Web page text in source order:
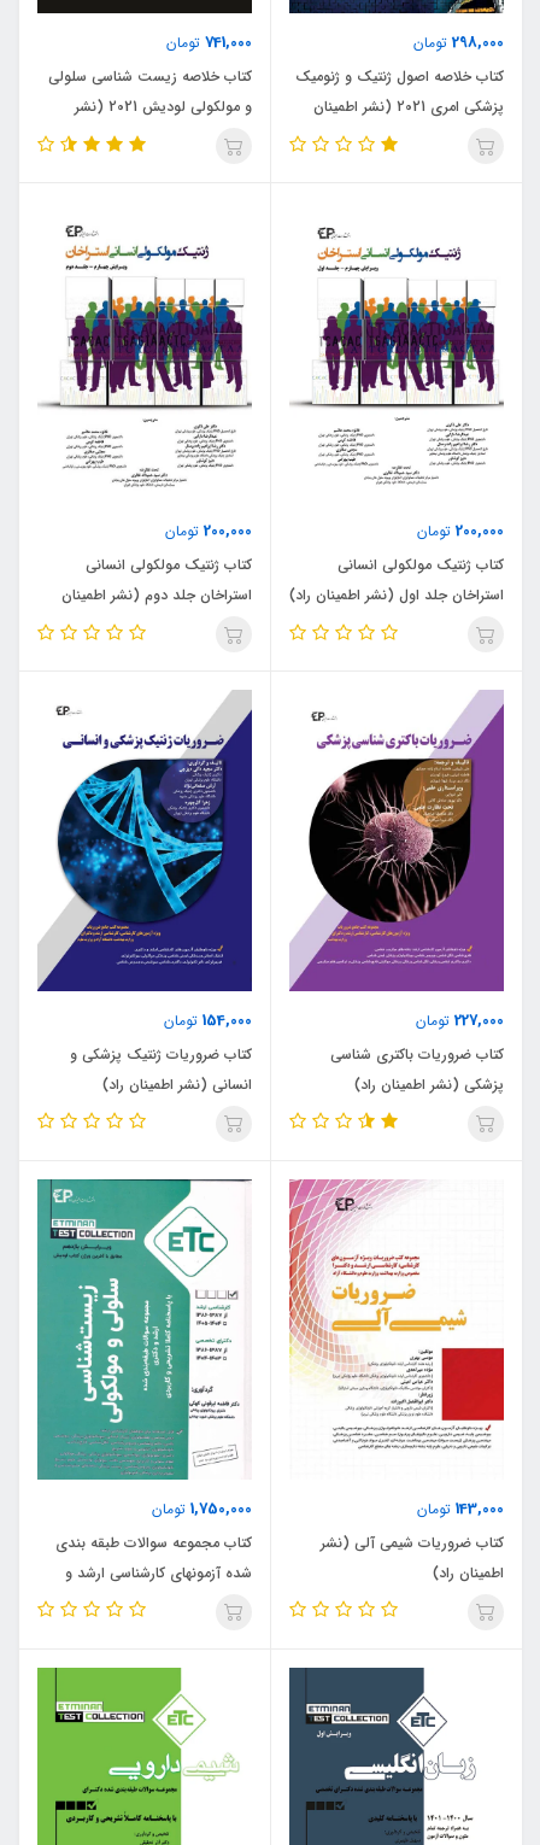
298,000 تومان
کتاب خلاصه اصول ژنتیک و ژنومیک
پزشکی امری 2021 (نشر اطمینان
راد)
741,000 تومان
کتاب خلاصه زیست شناسی سلولی
و مولکولی لودیش 2021 (نشر
اطمینان راد)
200,000 تومان
کتاب ژنتیک مولکولی انسانی
استراخان جلد اول (نشر اطمینان راد)
200,000 تومان
کتاب ژنتیک مولکولی انسانی
استراخان جلد دوم (نشر اطمینان
راد)
227,000 تومان
کتاب ضروریات باکتری شناسی
پزشکی (نشر اطمینان راد)
154,000 تومان
کتاب ضروریات ژنتیک پزشکی و
انسانی (نشر اطمینان راد)
143,000 تومان
کتاب ضروریات شیمی آلی (نشر
اطمینان راد)
1,750,000 تومان
کتاب مجموعه سوالات طبقه بندی
شده آزمونهای کارشناسی ارشد و
دکتری زیست شناسی سلولی و